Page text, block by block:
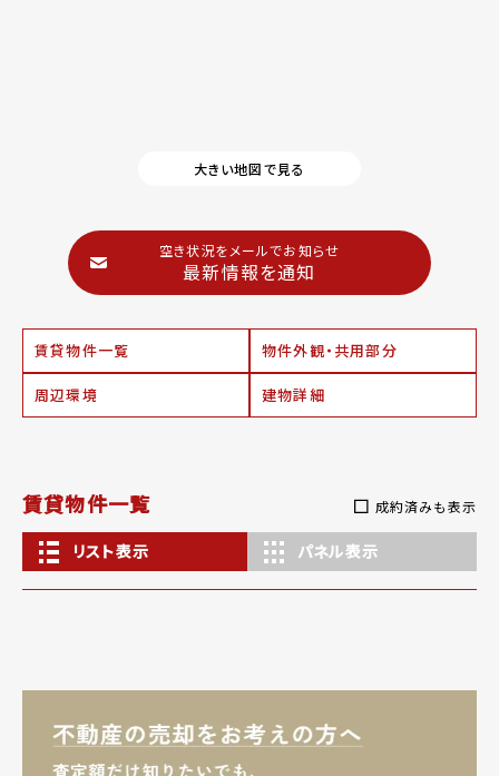
大きい地図で見る
空き状況をメールでお知らせ
最新情報を通知
賃貸物件一覧 物件外観・共用部分
周辺環境 建物詳細
賃貸物件一覧 成約済みも表示
リスト表示 パネル表示